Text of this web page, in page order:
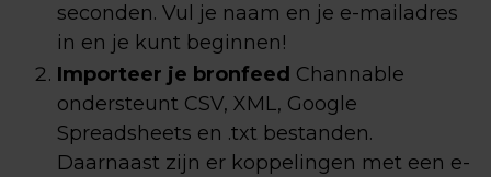
seconden. Vul je naam en je e-mailadres
in en je kunt beginnen!
Importeer je bronfeed Channable
ondersteunt CSV, XML, Google
Spreadsheets en .txt bestanden.
Daarnaast zijn er koppelingen met een e-